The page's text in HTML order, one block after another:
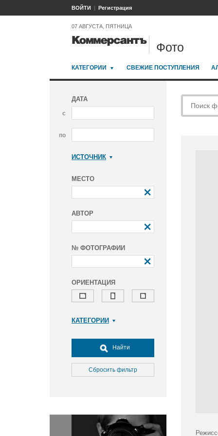
ВОЙТИ Регистрация
07 АВГУСТА, ПЯТНИЦА
Фото
КАТЕГОРИИ СВЕЖИЕ ПОСТУПЛЕНИЯ
ДАТА
с
по
ИСТОЧНИК
МЕСТО
АВТОР
№ ФОТОГРАФИИ
ОРИЕНТАЦИЯ
КАТЕГОРИИ
Досуг, туризм и отдых
Культура
Медицина
Окружающая среда
Политика
Найти
Сбросить фильтр